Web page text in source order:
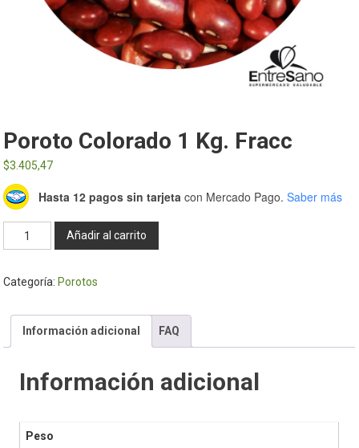
Poroto Colorado 1 Kg. Fracc
$3.405,47
Hasta 12 pagos sin tarjeta con Mercado Pago. Saber más
Poroto
colorado
cantidad
Añadir al carrito
Categoría: Porotos
Información adicional FAQ
Información adicional
Peso